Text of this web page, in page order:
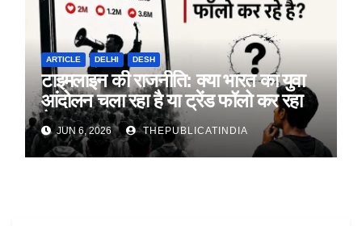
ARTICLE DELHI DESH
टाइमलाइन की राजनीति: क्या भारत का युवा
आंदोलन चला रहा है या ट्रेंड फॉलो कर रहा
है?JUN 6, 2026 THEPUBLICATINDIA